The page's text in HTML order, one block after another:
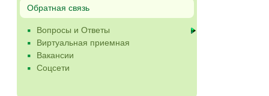
Обратная связь
Вопросы и Ответы
Виртуальная приемная
Вакансии
Соцсети